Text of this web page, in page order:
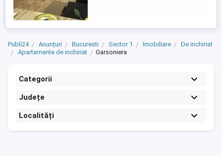
Publi24 Anunțuri Bucuresti Sector 1 Imobiliare
De inchiriat
Apartamente de inchiriat
Garsoniera
Categorii
Județe
Localități